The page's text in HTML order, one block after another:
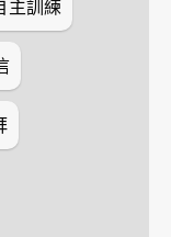
主訓練